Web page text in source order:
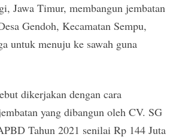
Jawa Timur, membangun jembatan
Gendoh, Kecamatan Sempu,
untuk menuju ke sawah guna
dikerjakan dengan cara
yang dibangun oleh CV. SG
Tahun 2021 senilai Rp 144 Juta